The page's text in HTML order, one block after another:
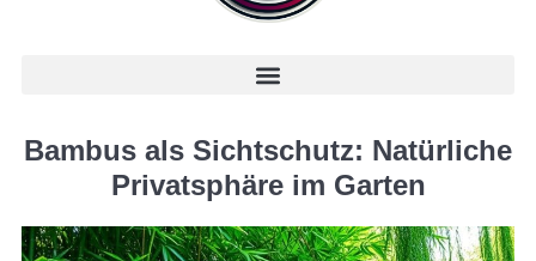
Bambus als Sichtschutz: Natürliche
Privatsphäre im Garten